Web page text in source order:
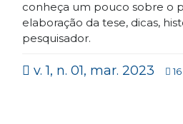
conheça um pouco sobre o
elaboração da tese, dicas,
pesquisador.
v. 1, n. 01, mar. 2023